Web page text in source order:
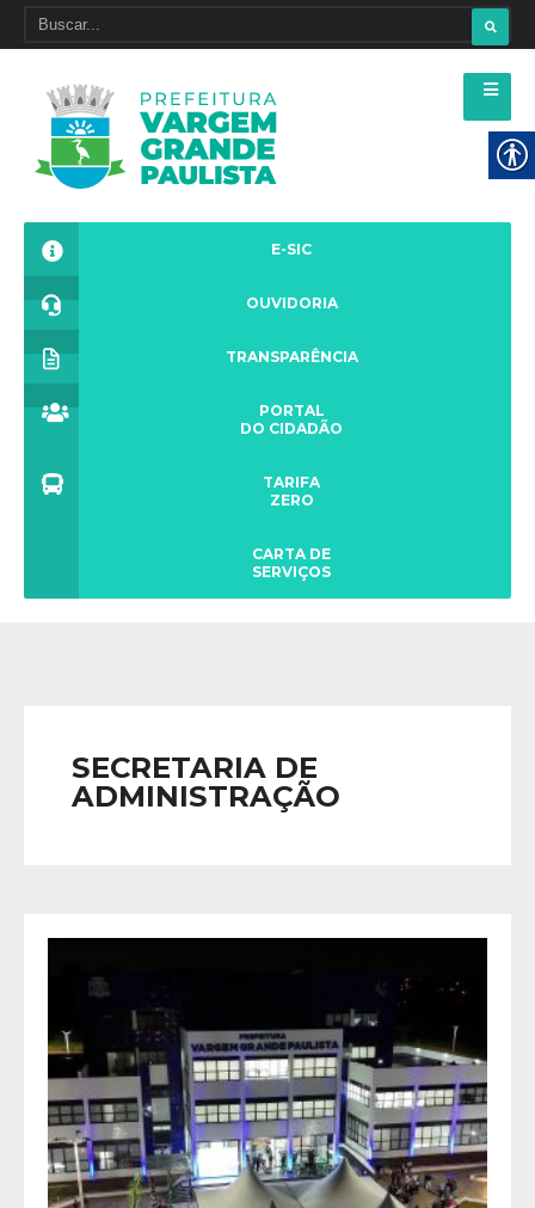
E-SIC
OUVIDORIA
TRANSPARÊNCIA
PORTAL
DO CIDADÃO
TARIFA
ZERO
CARTA DE
SERVIÇOS
SECRETARIA DE
ADMINISTRAÇÃO